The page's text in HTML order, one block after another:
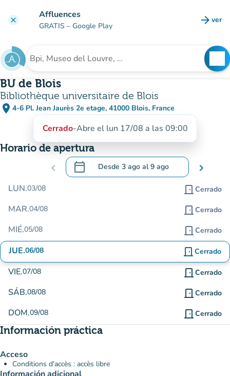
clear Affluences
GRATIS – Google Play arrow_forward ver
Buscar un establecimiento
BU de Blois
Bibliothèque universitaire de Blois
place 4-6 Pl. Jean Jaurès 2e etage, 41000 Blois, France
(abrir en Google Maps)
(nueva pestaña)
Cerrado-Abre el lun 17/08 a las 09:00
Horario de apertura
chevron_left calendar_today Desde 3 ago al9 ago
.Abra el calendario para cambiar las
chevron_right
LUN.03/08 door_front Cerrado
MAR.04/08 door_front Cerrado
MIÉ.05/08 door_front Cerrado
JUE.06/08 door_front Cerrado
VIE.07/08 door_front Cerrado
SÁB.08/08 door_front Cerrado
DOM.09/08 door_front Cerrado
Información práctica
Acceso
Conditions d'accès : accès libre